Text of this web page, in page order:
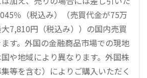
％（税込み）（売買代金が75万
7,810円（税込み））の国内売買
す。外国の金融商品市場での現地
や地域により異なります。外国株
等を含む）によりご購入いただく